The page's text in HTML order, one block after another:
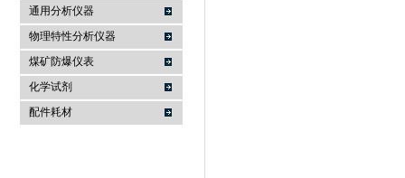
麦科仪（北京）科技有限公司
通用分析仪器
物理特性分析仪器
煤矿防爆仪表
化学试剂
配件耗材